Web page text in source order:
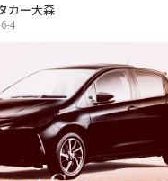
カー大森
4